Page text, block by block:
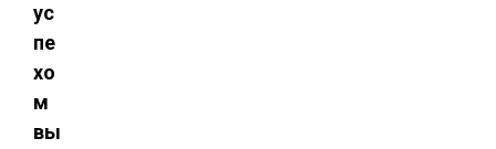
ус
пе
хо
м
вы